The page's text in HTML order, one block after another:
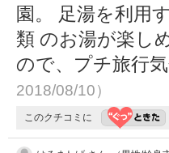
園。 足湯を利用
類 のお湯が楽し
ので、プチ旅行
2018/08/10）
このクチコミに